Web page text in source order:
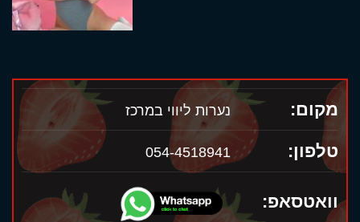
מקום: נערות ליווי במרכז
טלפון: 054-4518941
וואטסאפ: